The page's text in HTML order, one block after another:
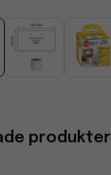
produkter